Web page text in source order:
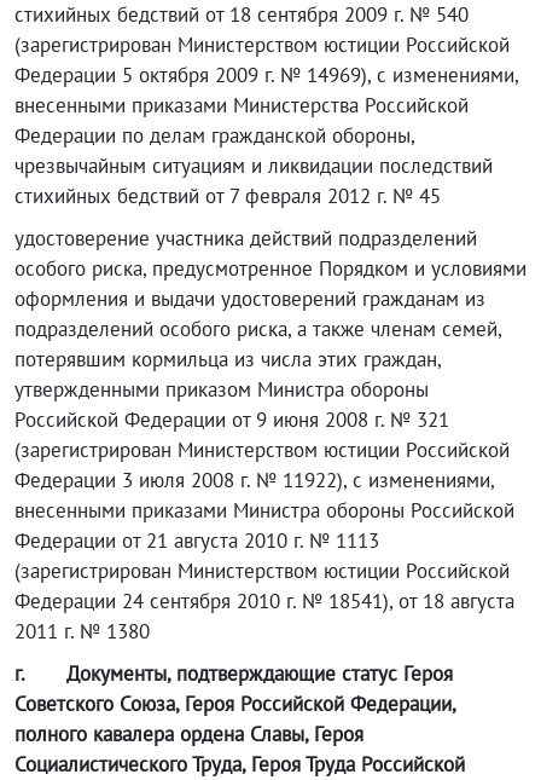
стихийных бедствий от 18 сентября 2009 г. № 540
(зарегистрирован Министерством юстиции Российской
Федерации 5 октября 2009 г. № 14969), с изменениями,
внесенными приказами Министерства Российской
Федерации по делам гражданской обороны,
чрезвычайным ситуациям и ликвидации последствий
стихийных бедствий от 7 февраля 2012 г. № 45
удостоверение участника действий подразделений
особого риска, предусмотренное Порядком и условиями
оформления и выдачи удостоверений гражданам из
подразделений особого риска, а также членам семей,
потерявшим кормильца из числа этих граждан,
утвержденными приказом Министра обороны
Российской Федерации от 9 июня 2008 г. № 321
(зарегистрирован Министерством юстиции Российской
Федерации 3 июля 2008 г. № 11922), с изменениями,
внесенными приказами Министра обороны Российской
Федерации от 21 августа 2010 г. № 1113
(зарегистрирован Министерством юстиции Российской
Федерации 24 сентября 2010 г. № 18541), от 18 августа
2011 г. № 1380
г. Документы, подтверждающие статус Героя
Советского Союза, Героя Российской Федерации,
полного кавалера ордена Славы, Героя
Социалистического Труда, Героя Труда Российской